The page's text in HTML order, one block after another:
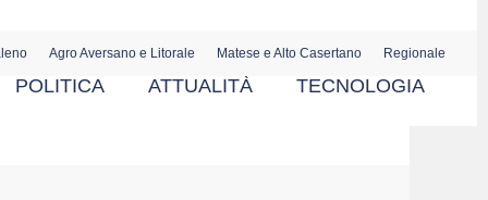
Agro Aversano e Litorale Matese e Alto Casertano Regionale
POLITICA ATTUALITÀ TECNOLOGIA